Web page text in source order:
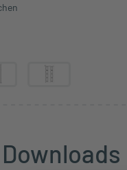
Downloads